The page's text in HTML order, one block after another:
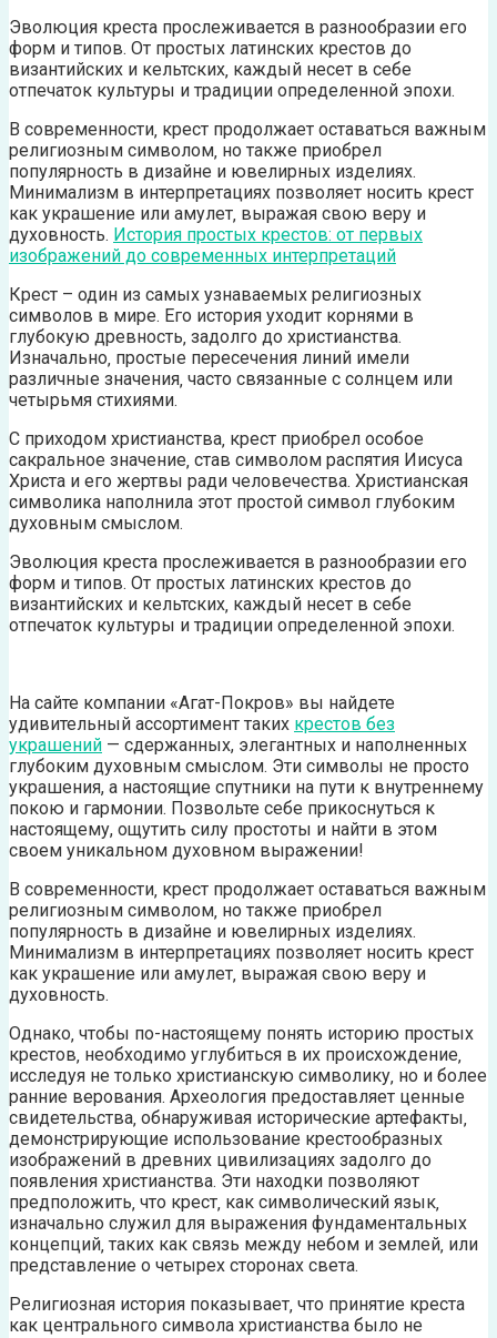
Эволюция креста прослеживается в разнообразии его
форм и типов. От простых латинских крестов до
византийских и кельтских‚ каждый несет в себе
отпечаток культуры и традиции определенной эпохи.
В современности‚ крест продолжает оставаться важным
религиозным символом‚ но также приобрел
популярность в дизайне и ювелирных изделиях.
Минимализм в интерпретациях позволяет носить крест
как украшение или амулет‚ выражая свою веру и
духовность. История простых крестов: от первых
изображений до современных интерпретаций
Крест – один из самых узнаваемых религиозных
символов в мире. Его история уходит корнями в
глубокую древность‚ задолго до христианства.
Изначально‚ простые пересечения линий имели
различные значения‚ часто связанные с солнцем или
четырьмя стихиями.
С приходом христианства‚ крест приобрел особое
сакральное значение‚ став символом распятия Иисуса
Христа и его жертвы ради человечества. Христианская
символика наполнила этот простой символ глубоким
духовным смыслом.
Эволюция креста прослеживается в разнообразии его
форм и типов. От простых латинских крестов до
византийских и кельтских‚ каждый несет в себе
отпечаток культуры и традиции определенной эпохи.
На сайте компании «Агат-Покров» вы найдете
удивительный ассортимент таких крестов без
украшений — сдержанных, элегантных и наполненных
глубоким духовным смыслом. Эти символы не просто
украшения, а настоящие спутники на пути к внутреннему
покою и гармонии. Позвольте себе прикоснуться к
настоящему, ощутить силу простоты и найти в этом
своем уникальном духовном выражении!
В современности‚ крест продолжает оставаться важным
религиозным символом‚ но также приобрел
популярность в дизайне и ювелирных изделиях.
Минимализм в интерпретациях позволяет носить крест
как украшение или амулет‚ выражая свою веру и
духовность.
Однако‚ чтобы по-настоящему понять историю простых
крестов‚ необходимо углубиться в их происхождение‚
исследуя не только христианскую символику‚ но и более
ранние верования. Археология предоставляет ценные
свидетельства‚ обнаруживая исторические артефакты‚
демонстрирующие использование крестообразных
изображений в древних цивилизациях задолго до
появления христианства. Эти находки позволяют
предположить‚ что крест‚ как символический язык‚
изначально служил для выражения фундаментальных
концепций‚ таких как связь между небом и землей‚ или
представление о четырех сторонах света.
Религиозная история показывает‚ что принятие креста
как центрального символа христианства было не